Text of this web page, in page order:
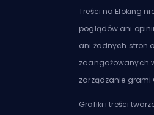
Treści na Eloking
poglądów ani
ani żadnych stron
zaangażowanych
zarządzanie grami
Grafiki i treści